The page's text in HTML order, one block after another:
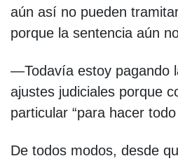
aún así no pueden
porque la sentencia aún
—Todavía estoy pagando
ajustes judiciales porque
particular “para hacer
De todos modos, desde